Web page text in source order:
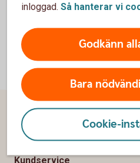
inloggad. Så hanterar vi
Godkänn
Bara
Cookie-
Sidfot
Hitta snabbt
Kundservice